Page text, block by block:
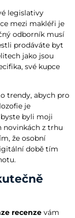
legislativy
mezi makléři je
odborník musí
prodáváte byt
jako jsou
své kupce
trendy, abych pro
je
byste byli moji
novinkách z trhu
že osobní
době tím
recenze vám